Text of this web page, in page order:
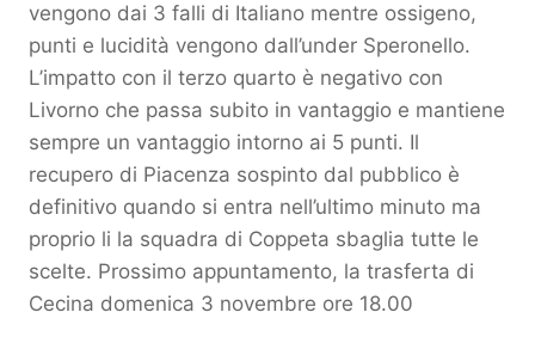
vengono dai 3 falli di Italiano mentre ossigeno,
punti e lucidità vengono dall’under Speronello.
L’impatto con il terzo quarto è negativo con
Livorno che passa subito in vantaggio e mantiene
sempre un vantaggio intorno ai 5 punti. Il
recupero di Piacenza sospinto dal pubblico è
definitivo quando si entra nell’ultimo minuto ma
proprio li la squadra di Coppeta sbaglia tutte le
scelte. Prossimo appuntamento, la trasferta di
Cecina domenica 3 novembre ore 18.00